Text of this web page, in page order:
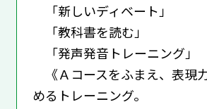
「新しいディベート」
「教科書を読む」
「発声発音トレーニング」
《Ａコースをふまえ、表現
めるトレーニング。